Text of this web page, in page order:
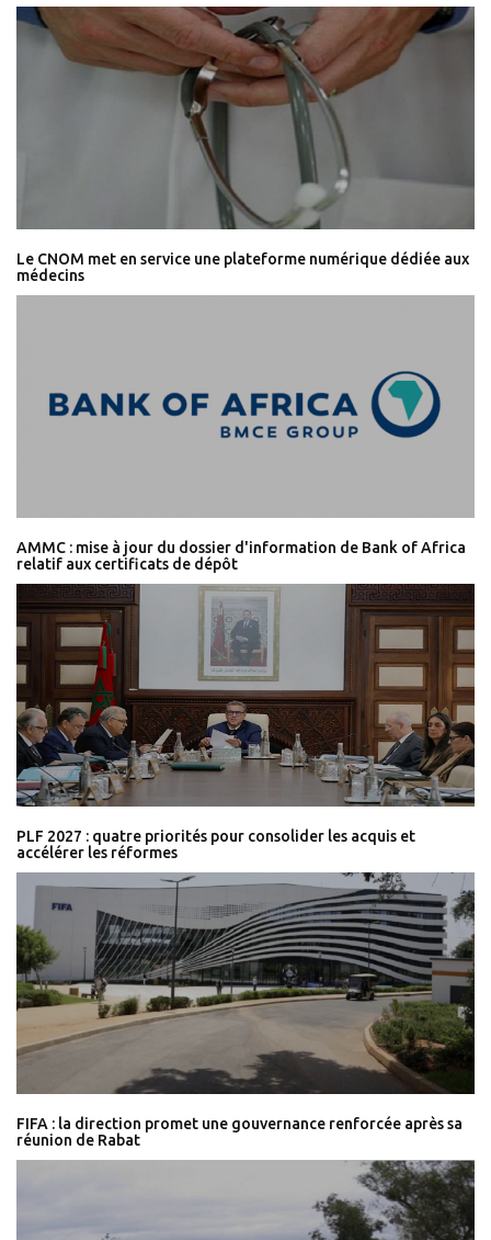
Le CNOM met en service une plateforme numérique dédiée aux
médecins
AMMC : mise à jour du dossier d'information de Bank of Africa
relatif aux certificats de dépôt
PLF 2027 : quatre priorités pour consolider les acquis et
accélérer les réformes
FIFA : la direction promet une gouvernance renforcée après sa
réunion de Rabat